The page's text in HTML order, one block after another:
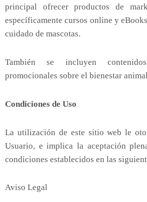
principal ofrecer productos de
específicamente cursos online y
cuidado de mascotas.
También se incluyen
promocionales sobre el bienestar
Condiciones de Uso
La utilización de este sitio web le
Usuario, e implica la aceptación
condiciones establecidos en las
Aviso Legal